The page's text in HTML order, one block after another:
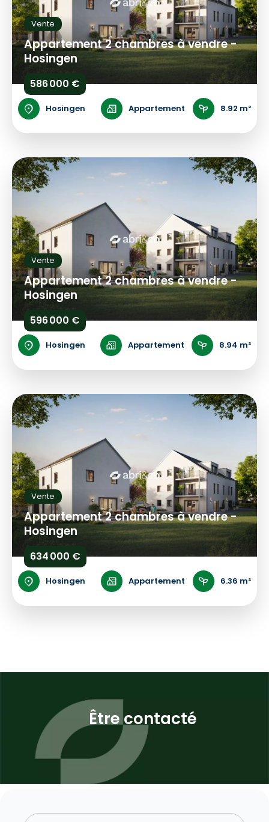
Vente
Appartement 2 chambres à vendre -
Hosingen
586 000 €
Hosingen Appartement 8.92 m²
Vente
Appartement 2 chambres à vendre -
Hosingen
596 000 €
Hosingen Appartement 8.94 m²
Vente
Appartement 2 chambres à vendre -
Hosingen
634 000 €
Hosingen Appartement 6.36 m²
Être contacté